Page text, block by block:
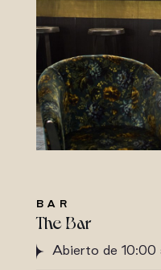
BAR
The Bar
Abierto de 10:00